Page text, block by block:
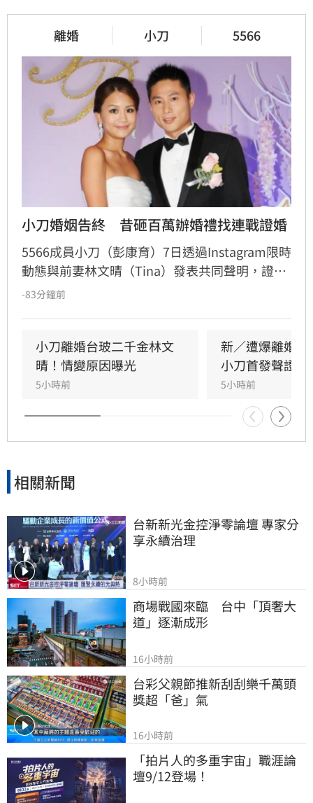
離婚 小刀 5566
小刀婚姻告終　昔砸百萬辦婚禮找連戰證婚
5566成員小刀（彭康育）7日透過Instagram限時
動態與前妻林文晴（Tina）發表共同聲明，證實
兩人已結束14年婚姻。聲明中表示，兩人其實已
同陪伴、守護一對子女成長，同時希望外界尊重
雙方決定，之後不再對離婚一事做任何回應。
-83分鐘前
小刀離婚台玻二千金林文
晴！情變原因曝光
5小時前
新／遭爆離婚
小刀首發聲證實
5小時前
相關新聞
台新新光金控淨零論壇 專家分
享永續治理
8小時前
商場戰國來臨　台中「頂奢大
道」逐漸成形
16小時前
台彩父親節推新刮刮樂千萬頭
獎超「爸」氣
16小時前
「拍片人的多重宇宙」職涯論
壇9/12登場！